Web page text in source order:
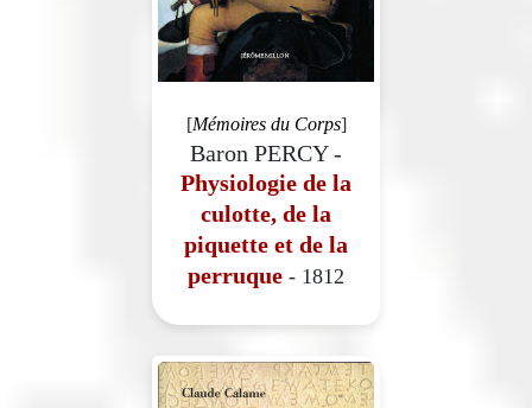
[Mémoires du Corps]
Baron PERCY -
Physiologie de la
culotte, de la
piquette et de la
perruque - 1812